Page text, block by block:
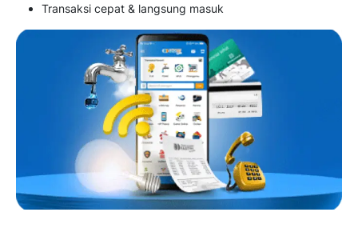
Transaksi cepat & langsung masuk